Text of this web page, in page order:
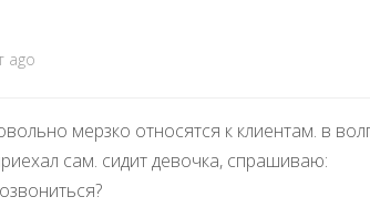
ago
мерзко относятся к клиентам. в
сам. сидит девочка, спрашиваю: